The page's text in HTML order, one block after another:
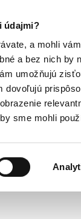
údajmi?
a mohli
a bez nich by
umožňujú
sme mohli